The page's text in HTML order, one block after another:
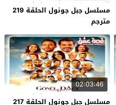
مسلسل جبل جونول الحلقة 219
مترجم
02:03:46
مسلسل جبل جونول الحلقة 217